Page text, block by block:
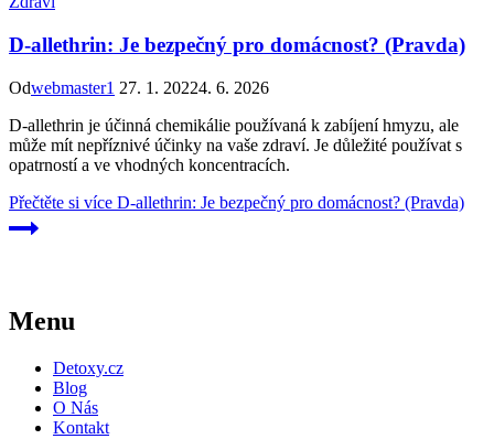
D-allethrin: Je bezpečný pro domácnost? (Pravda)
Odwebmaster1 27. 1. 20224. 6. 2026
D-allethrin je účinná chemikálie používaná k zabíjení hmyzu, ale
může mít nepříznivé účinky na vaše zdraví. Je důležité používat s
opatrností a ve vhodných koncentracích.
Přečtěte si více D-allethrin: Je bezpečný pro domácnost? (Pravda)
Menu
Detoxy.cz
Blog
O Nás
Kontakt